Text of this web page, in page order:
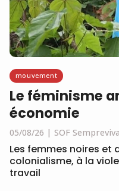
mouvement
Le féminisme
économie
05/08/26 SOF
Les femmes noires
colonialisme, à la
travail